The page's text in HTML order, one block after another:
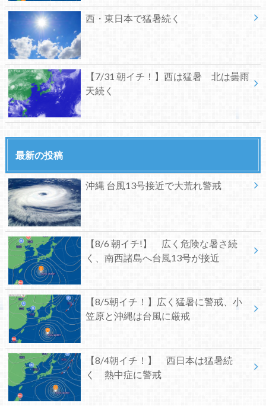
西・東日本で猛暑続く
【7/31 朝イチ！】西は猛暑 北は曇雨
天続く
最新の投稿
沖縄 台風13号接近で大荒れ警戒
【8/6 朝イチ!】 広く危険な暑さ続
く、南西諸島へ台風13号が接近
【8/5朝イチ！】広く猛暑に警戒、小
笠原と沖縄は台風に厳戒
【8/4朝イチ！】 西日本は猛暑続
く 熱中症に警戒